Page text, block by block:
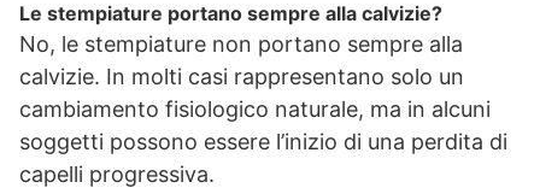
Le stempiature portano sempre alla calvizie?
No, le stempiature non portano sempre alla
calvizie. In molti casi rappresentano solo un
cambiamento fisiologico naturale, ma in alcuni
soggetti possono essere l’inizio di una perdita di
capelli progressiva.